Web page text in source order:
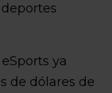
ya
de dólares de